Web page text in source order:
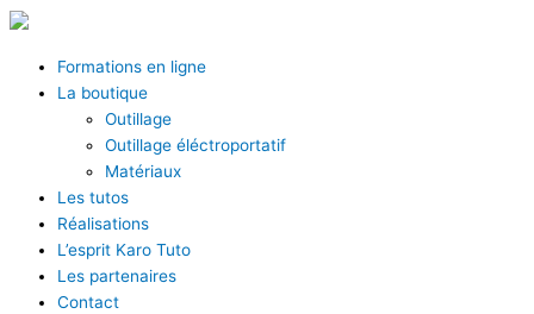
Aller
contenuFormations en ligne
La boutique
Outillage
Outillage éléctroportatif
Matériaux
Les tutos
Réalisations
L’esprit Karo Tuto
Les partenaires
Contact